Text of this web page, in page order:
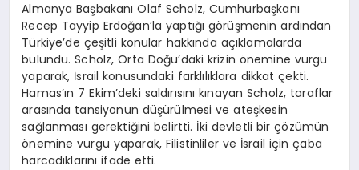
Almanya Başbakanı Olaf Scholz, Cumhurbaşkanı
Recep Tayyip Erdoğan’la yaptığı görüşmenin ardından
Türkiye’de çeşitli konular hakkında açıklamalarda
bulundu. Scholz, Orta Doğu’daki krizin önemine vurgu
yaparak, İsrail konusundaki farklılıklara dikkat çekti.
Hamas’ın 7 Ekim’deki saldırısını kınayan Scholz, taraflar
arasında tansiyonun düşürülmesi ve ateşkesin
sağlanması gerektiğini belirtti. İki devletli bir çözümün
önemine vurgu yaparak, Filistinliler ve İsrail için çaba
harcadıklarını ifade etti.